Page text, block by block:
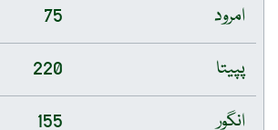
امرود
75
پپیتا
220
انگور
155